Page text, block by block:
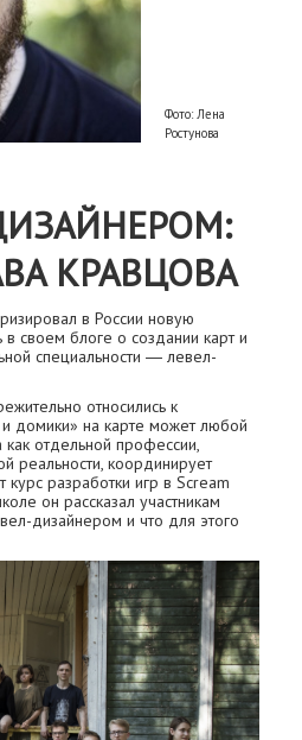
Фото: Лена
Ростунова
КРАВЦОВА
в России новую
своем блоге о создании карт и
специальности ― левел-
относились к
и домики» на карте может любой
отдельной профессии,
реальности, координирует
разработки игр в Scream
он рассказал участникам
дизайнером и что для этого